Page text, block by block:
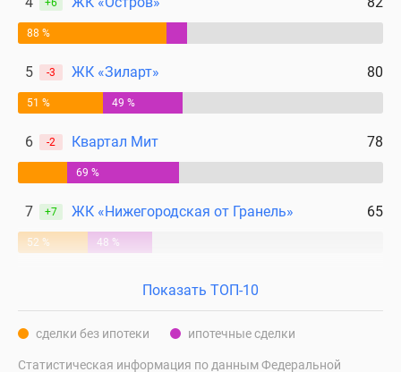
+6
88 %
5 -3 ЖК «Зиларт» 80
51 % 49 %
6 -2 Квартал Мит 78
69 %
7 +7 ЖК «Нижегородская от Гранель» 65
52 % 48 %
Показать ТОП-10
сделки без ипотеки ипотечные сделки
Статистическая информация по данным Федеральной